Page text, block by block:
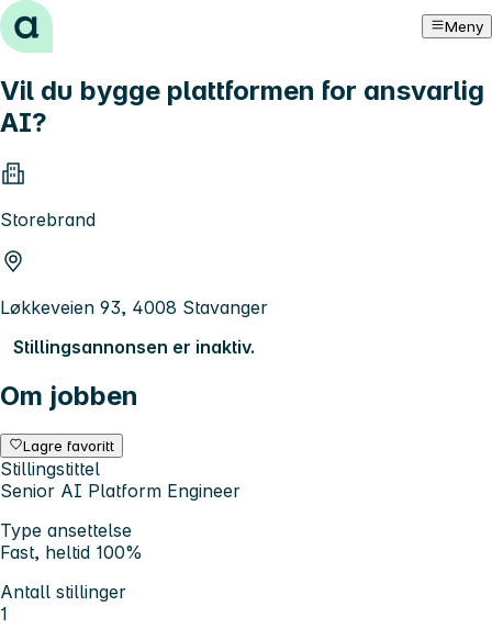
Hopp til innhold Meny
Vil du bygge plattformen for ansvarlig
AI?
Storebrand
Løkkeveien 93, 4008 Stavanger
Stillingsannonsen er inaktiv.
Om jobben
Lagre favoritt
Stillingstittel
Senior AI Platform Engineer
Type ansettelse
Fast, heltid 100%
Antall stillinger
1